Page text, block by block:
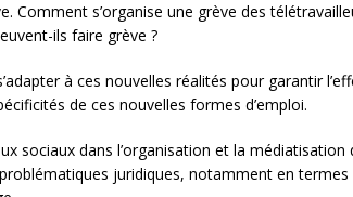
Comment s’organise une grève des
ils faire grève ?
à ces nouvelles réalités pour garantir
de ces nouvelles formes d’emploi.
sociaux dans l’organisation et la médiatisation
juridiques, notamment en termes